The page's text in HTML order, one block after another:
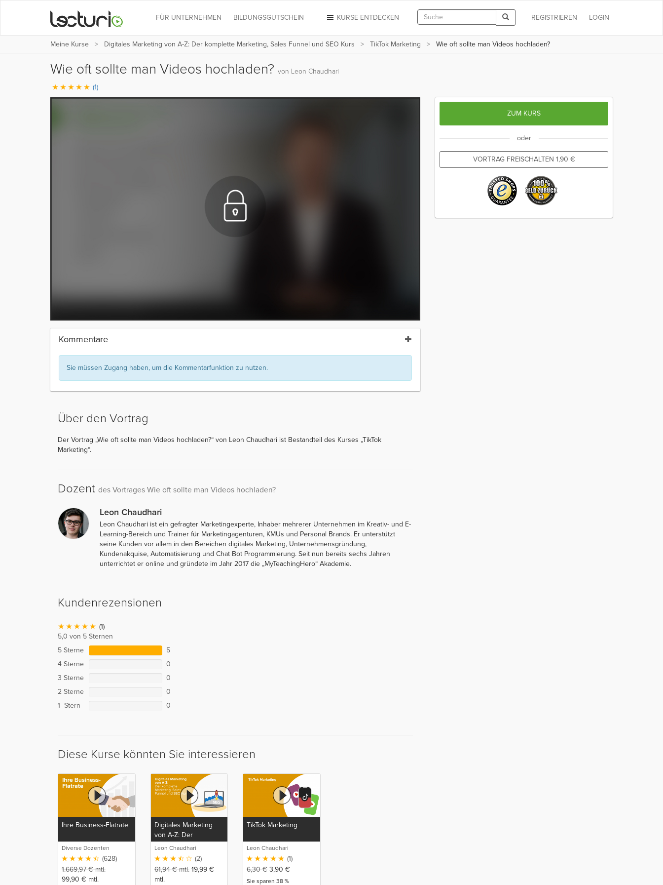
LOGIN
REGISTRIEREN
KURSE ENTDECKEN
FÜR UNTERNEHMEN BILDUNGSGUTSCHEIN
Meine Kurse Digitales Marketing von A-Z: Der komplette Marketing, Sales Funnel und SEO Kurs TikTok Marketing Wie oft sollte man Videos hochladen?
Wie oft sollte man Videos hochladen? von Leon Chaudhari
(1)
Kommentare
Sie müssen Zugang haben, um die Kommentarfunktion zu nutzen.
Über den Vortrag
Der Vortrag „Wie oft sollte man Videos hochladen?“ von Leon Chaudhari ist Bestandteil des Kurses „TikTok
Marketing“.
Dozent des Vortrages Wie oft sollte man Videos hochladen?
Leon Chaudhari
Leon Chaudhari ist ein gefragter Marketingexperte, Inhaber mehrerer Unternehmen im Kreativ- und E-
Learning-Bereich und Trainer für Marketingagenturen, KMUs und Personal Brands. Er unterstützt
seine Kunden vor allem in den Bereichen digitales Marketing, Unternehmensgründung,
Kundenakquise, Automatisierung und Chat Bot Programmierung. Seit nun bereits sechs Jahren
unterrichtet er online und gründete im Jahr 2017 die „MyTeachingHero“ Akademie.
Kundenrezensionen
(1)
5,0 von 5 Sternen
5 Sterne
5
4 Sterne
0
3 Sterne
0
2 Sterne
0
1 Stern
0
Diese Kurse könnten Sie interessieren
Ihre Business-Flatrate
Diverse Dozenten
(628)
1.669,97€mtl.
99,90 € mtl.
Digitales Marketing
von A-Z: Der
komplette Marketing,
Sales Funnel und SEO
Leon Chaudhari
(2)
61,94€mtl. 19,99 €
mtl.
TikTok Marketing
Leon Chaudhari
(1)
6,30€ 3,90 €
Sie sparen 38 %
ZUM KURS
oder
VORTRAG FREISCHALTEN 1,90 €